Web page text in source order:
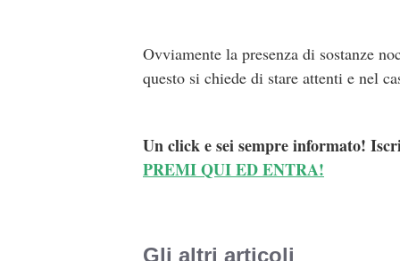
Ovviamente la presenza di sostanze
questo si chiede di stare attenti e nel
Un click e sei sempre informato!
PREMI QUI ED ENTRA!
Gli altri articoli